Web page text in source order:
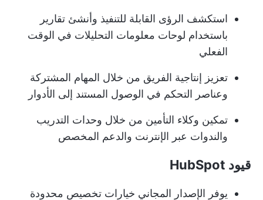
استكشف الرؤى القابلة للتنفيذ وأنشئ تقارير
باستخدام لوحات معلومات التحليلات في الوقت
الفعلي
تعزيز إنتاجية الفريق من خلال المهام المشتركة
وعناصر التحكم في الوصول المستند إلى الأدوار
تمكين وكلاء التأمين من خلال وحدات التدريب
والندوات عبر الإنترنت والدعم المخصص
قيود HubSpot
يوفر الإصدار المجاني خيارات تخصيص محدودة